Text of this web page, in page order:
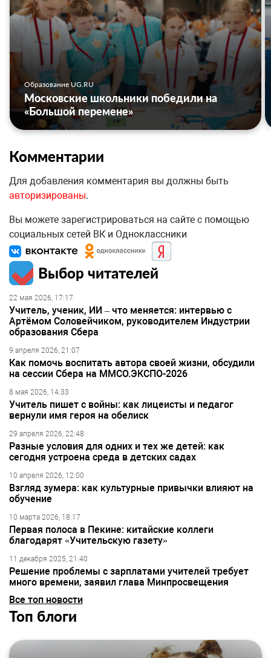
Образование UG.RU
Московские школьники победили на
«Большой перемене»
Комментарии
Для добавления комментария вы должны быть
авторизированы.
Вы можете зарегистрироваться на сайте с помощью
социальных сетей ВК и Одноклассники
Выбор читателей
22 мая 2026, 17:17
Учитель, ученик, ИИ – что меняется: интервью с
Артёмом Соловейчиком, руководителем Индустрии
образования Сбера
9 апреля 2026, 21:07
Как помочь воспитать автора своей жизни, обсудили
на сессии Сбера на ММСО.ЭКСПО-2026
8 мая 2026, 14:33
Учитель пишет с войны: как лицеисты и педагог
вернули имя героя на обелиск
29 апреля 2026, 22:48
Разные условия для одних и тех же детей: как
сегодня устроена среда в детских садах
10 апреля 2026, 12:00
Взгляд зумера: как культурные привычки влияют на
обучение
10 марта 2026, 18:17
Первая полоса в Пекине: китайские коллеги
благодарят «Учительскую газету»
11 декабря 2025, 21:40
Решение проблемы с зарплатами учителей требует
много времени, заявил глава Минпросвещения
Все топ новости
Топ блоги